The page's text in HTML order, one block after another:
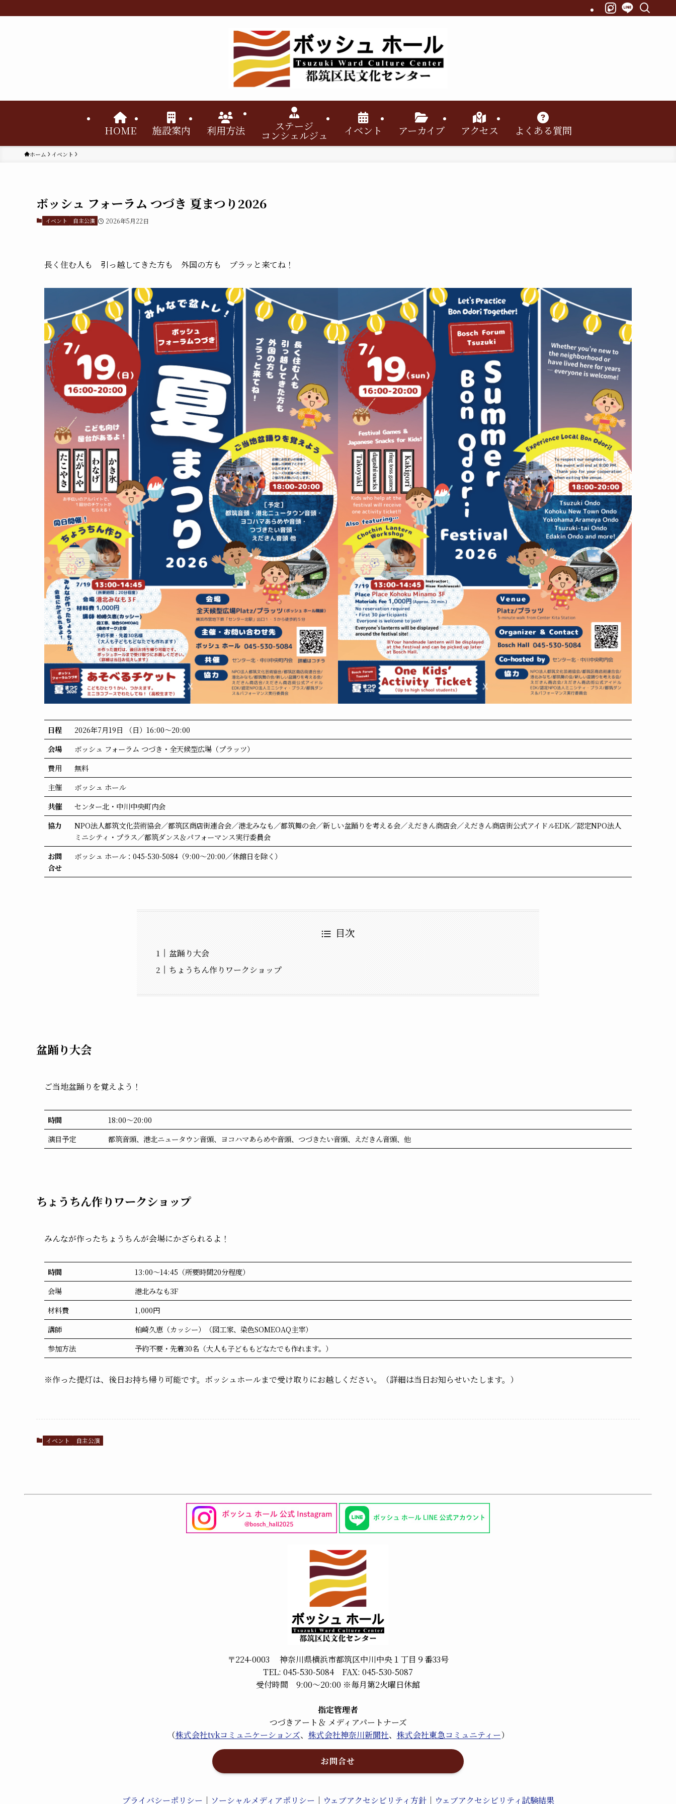
HOME 施設案内 利用方法 ステージ
コンシェルジュ イベント アーカイブ アクセス よくある質問
ホーム イベント
ボッシュ フォーラム つづき 夏まつり2026
イベント 自主公演 2026年5月22日
長く住む人も 引っ越してきた方も 外国の方も プラッと来てね！
日程
2026年7月19日 （日）16:00～20:00
会場
ボッシュ フォーラム つづき・全天候型広場（プラッツ）
費用
無料
主催
ボッシュ ホール
共催
センター北・中川中央町内会
協力
NPO法人都筑文化芸術協会／都筑区商店街連合会／港北みなも／都筑舞の会／新しい盆踊りを考える会／えだきん商店会／えだきん商店街公式アイドルEDK／認定NPO法人
ミニシティ・プラス／都筑ダンス＆パフォーマンス実行委員会
お問
合せ
ボッシュ ホール：045-530-5084（9:00～20:00／休館日を除く）
目次
盆踊り大会
ちょうちん作りワークショップ
盆踊り大会
ご当地盆踊りを覚えよう！
時間
18:00～20:00
演目予定
都筑音頭、港北ニュータウン音頭、ヨコハマあらめや音頭、つづきたい音頭、えだきん音頭、他
ちょうちん作りワークショップ
みんなが作ったちょうちんが会場にかざられるよ！
時間
13:00～14:45（所要時間20分程度）
会場
港北みなも3F
材料費
1,000円
講師
柏崎久恵（カッシー）（図工家、染色SOMEOAQ主宰）
参加方法
予約不要・先着30名（大人も子どももどなたでも作れます。）
※作った提灯は、後日お持ち帰り可能です。ボッシュホールまで受け取りにお越しください。（詳細は当日お知らせいたします。）
イベント 自主公演
〒224-0003 神奈川県横浜市都筑区中川中央１丁目９番33号
TEL: 045-530-5084 FAX: 045-530-5087
受付時間 9:00～20:00 ※毎月第2火曜日休館
指定管理者
つづきアート＆ メディアパートナーズ
（株式会社tvkコミュニケーションズ、 株式会社神奈川新聞社、 株式会社東急コミュニティー）
お問合せ
プライバシーポリシー ｜ ソーシャルメディアポリシー ｜ ウェブアクセシビリティ方針｜ ウェブアクセシビリティ試験結果